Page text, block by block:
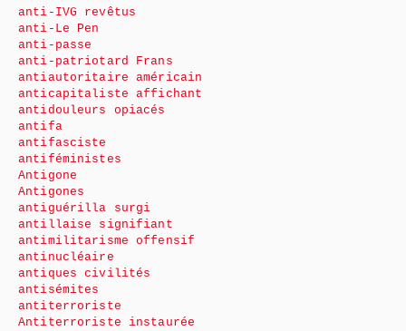
anti-IVG revêtus
anti-Le Pen
anti-passe
anti-patriotard Frans
antiautoritaire américain
anticapitaliste affichant
antidouleurs opiacés
antifa
antifasciste
antiféministes
Antigone
Antigones
antiguérilla surgi
antillaise signifiant
antimilitarisme offensif
antinucléaire
antiques civilités
antisémites
antiterroriste
Antiterroriste instaurée